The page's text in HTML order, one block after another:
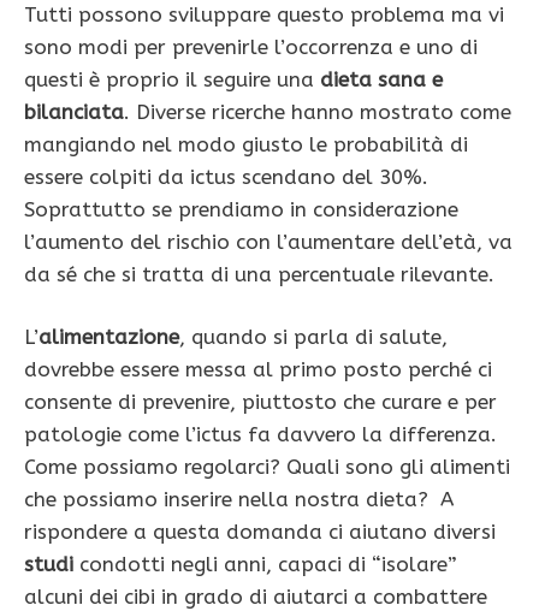
Tutti possono sviluppare questo problema ma vi
sono modi per prevenirle l’occorrenza e uno di
questi è proprio il seguire una dieta sana e
bilanciata. Diverse ricerche hanno mostrato come
mangiando nel modo giusto le probabilità di
essere colpiti da ictus scendano del 30%.
Soprattutto se prendiamo in considerazione
l’aumento del rischio con l’aumentare dell’età, va
da sé che si tratta di una percentuale rilevante.
L’alimentazione, quando si parla di salute,
dovrebbe essere messa al primo posto perché ci
consente di prevenire, piuttosto che curare e per
patologie come l’ictus fa davvero la differenza.
Come possiamo regolarci? Quali sono gli alimenti
che possiamo inserire nella nostra dieta? A
rispondere a questa domanda ci aiutano diversi
studi condotti negli anni, capaci di “isolare”
alcuni dei cibi in grado di aiutarci a combattere